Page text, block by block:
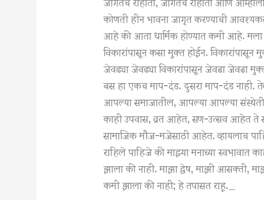
कोणती हीन भावना जागृत करण्याची
आहे की आता धार्मिक होण्यात कमी आहे. मला
विकारांपासून कसा मुक्त होईन. विकारांपासून
जेवढ्या जेवढ्या विकारांपासून जेवढा जेवढा
बस हा एकच माप-दंड. दुसरा माप-दंड नाही.
आपल्या समाजातील, आपल्या आपल्या
काही उपवास, व्रत आहेत, सण-उत्सव आहेत ते
सामाजिक मौज-मजेसाठी आहेत. व्हायलाच
राहिले पाहिजे की माझ्या मनाच्या
झाला की नाही. माझा द्वेष, माझी आसक्ती,
कमी झाला की नाही; हे तपासत राहू._